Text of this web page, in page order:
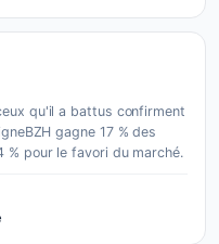
qu'il a battus confirment
gagne 17 % des
% pour le favori du marché.